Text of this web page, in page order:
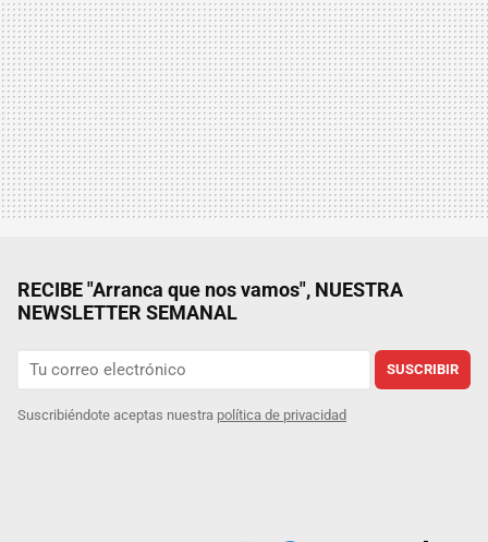
RECIBE "Arranca que nos vamos", NUESTRA
NEWSLETTER SEMANAL
SUSCRIBIR
Suscribiéndote aceptas nuestra política de privacidad